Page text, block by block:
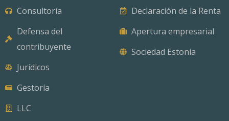
Consultoría
Defensa del
contribuyente
Jurídicos
Gestoría
LLC
Declaración de la Renta
Apertura empresarial
Sociedad Estonia